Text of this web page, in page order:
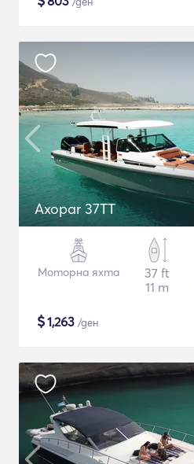
Axopar 37TT
Моторна яхта
37 ft
11 m
$1,263 /ден